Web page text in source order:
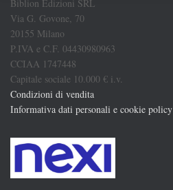
Biblion Edizioni SRL
Via G. Govone, 70
20155 Milano
P.IVA e C.F. 04430980963
CCIAA 1747448
Capitale sociale 10.000 € i.v.
Condizioni di vendita
Informativa dati personali e cookie policy